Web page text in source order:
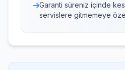
Garanti süreniz içinde
servislere gitmemeye